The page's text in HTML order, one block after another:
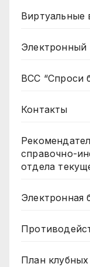
Виртуальные
Электронный
ВСС “Спроси
Контакты
справочно-
отдела
Электронная
План